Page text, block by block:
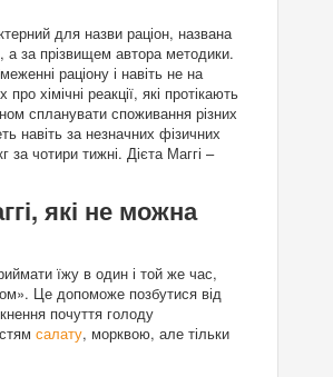
для назви раціон, названа
а за прізвищем автора методики.
раціону і навіть не на
хімічні реакції, які протікають
спланувати споживання різних
навіть за незначних фізичних
за чотири тижні. Дієта Маггі –
які не можна
їжу в один і той же час,
Це допоможе позбутися від
почуття голоду
салату, морквою, але тільки